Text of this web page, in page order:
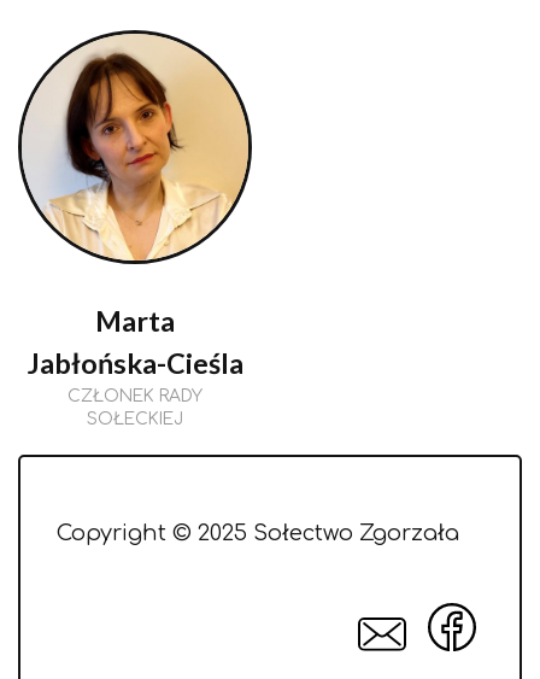
Marta
Jabłońska-Cieśla
CZŁONEK RADY
SOŁECKIEJ
Copyright © 2025 Sołectwo Zgorzała